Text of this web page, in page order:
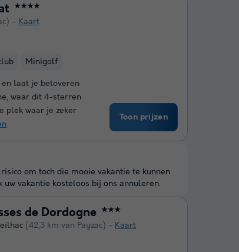
★★★★
Kaart
Minigolf
laat je betoveren
waar dit 4-sterren
plek waar je zeker
Toon prijzen
de Dordogne ★★★
(42,3 km van Payzac)
Kaart
om toch die mooie vakantie te kunnen
vakantie kosteloos bij ons annuleren.